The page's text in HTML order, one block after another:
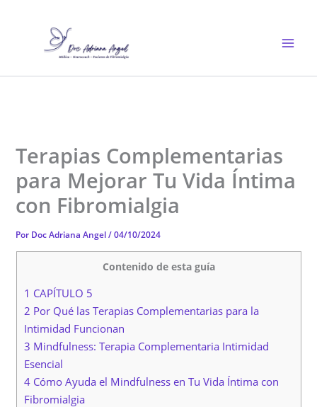
Terapias Complementarias
para Mejorar Tu Vida Íntima
con Fibromialgia
Por Doc Adriana Angel/04/10/2024
Contenido de esta guía
1 CAPÍTULO 5
2 Por Qué las Terapias Complementarias para la
Intimidad Funcionan
3 Mindfulness: Terapia Complementaria Intimidad
Esencial
4 Cómo Ayuda el Mindfulness en Tu Vida Íntima con
Fibromialgia